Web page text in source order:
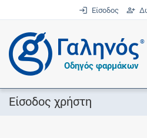
Είσοδος
®
Οδηγός φαρμάκων
Είσοδος χρήστη